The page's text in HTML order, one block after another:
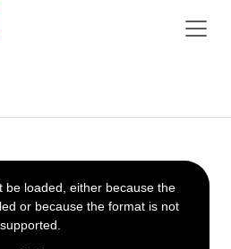
be loaded, either because the
or because the format is not
supported.